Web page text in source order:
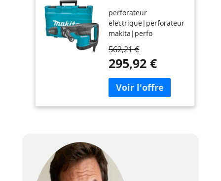
HM0870C
perforateur
electrique|perforateur
makita|perfo
makita|burineur sds
max|burineur
perforateur|HM0870C
562,21 €
295,92 €